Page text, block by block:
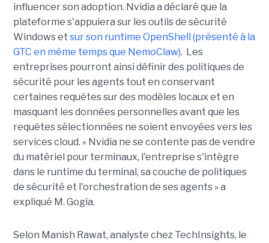
influencer son adoption. Nvidia a déclaré que la
plateforme s'appuiera sur les outils de sécurité
Windows et sur son runtime OpenShell (présenté à la
GTC en même temps que NemoClaw). Les
entreprises pourront ainsi définir des politiques de
sécurité pour les agents tout en conservant
certaines requêtes sur des modèles locaux et en
masquant les données personnelles avant que les
requêtes sélectionnées ne soient envoyées vers les
services cloud. « Nvidia ne se contente pas de vendre
du matériel pour terminaux, l'entreprise s'intègre
dans le runtime du terminal, sa couche de politiques
de sécurité et l'orchestration de ses agents » a
expliqué M. Gogia.
Selon Manish Rawat, analyste chez TechInsights, le